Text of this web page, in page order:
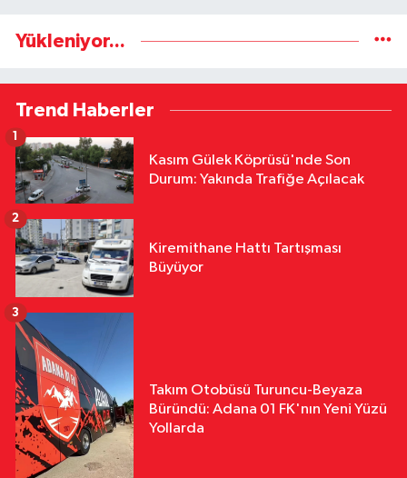
Yükleniyor...
Trend Haberler
Kasım Gülek Köprüsü'nde Son
Durum: Yakında Trafiğe Açılacak
1
Kiremithane Hattı Tartışması
Büyüyor
2
Takım Otobüsü Turuncu-Beyaza
Büründü: Adana 01 FK'nın Yeni Yüzü
Yollarda
3